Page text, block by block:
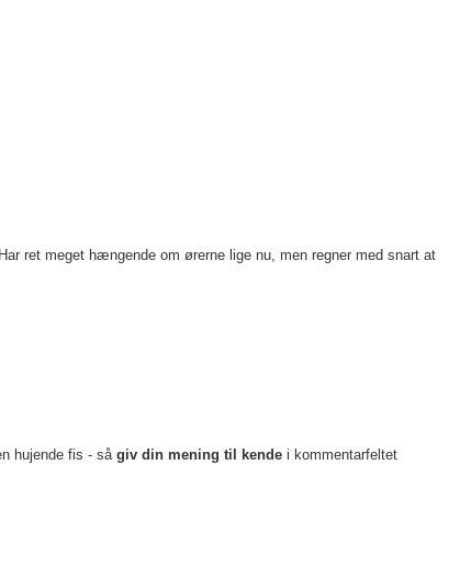
ret meget hængende om ørerne lige nu, men regner med snart at
hujende fis - så giv din mening til kendei kommentarfeltet